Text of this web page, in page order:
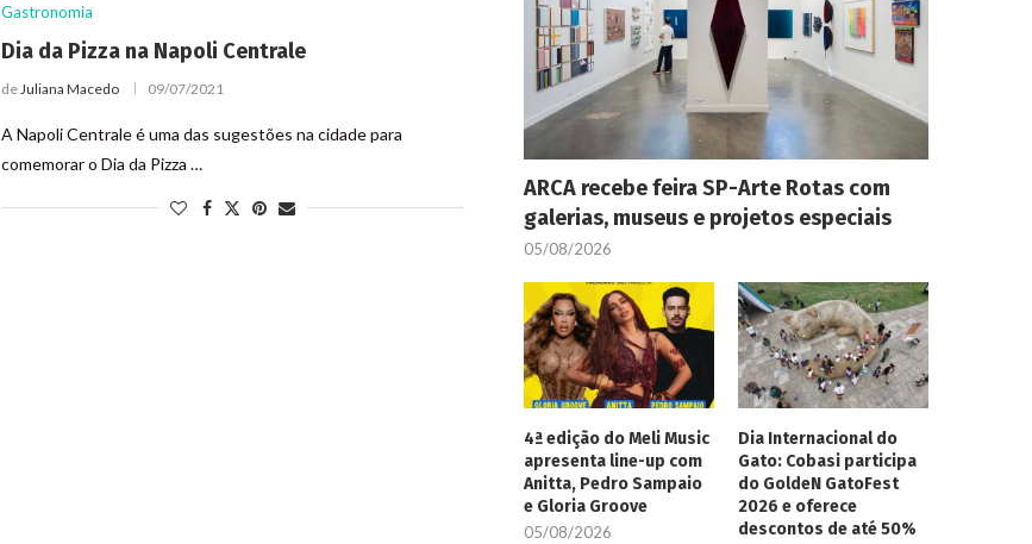
Gastronomia
Dia da Pizza na Napoli Centrale
de Juliana Macedo 09/07/2021
A Napoli Centrale é uma das sugestões na cidade para
comemorar o Dia da Pizza …
ARCA recebe feira SP-Arte Rotas com
galerias, museus e projetos especiais
05/08/2026
4ª edição do Meli Music
apresenta line-up com
Anitta, Pedro Sampaio
e Gloria Groove
05/08/2026
Dia Internacional do
Gato: Cobasi participa
do GoldeN GatoFest
2026 e oferece
descontos de até 50%